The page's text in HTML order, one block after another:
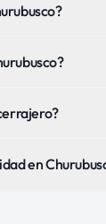
en